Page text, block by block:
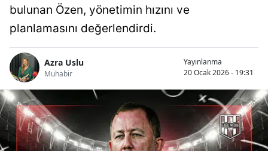
bulunan Özen, yönetimin hızını ve
planlamasını değerlendirdi.
Azra Uslu
Muhabir
Yayınlanma
20 Ocak 2026 - 19:31